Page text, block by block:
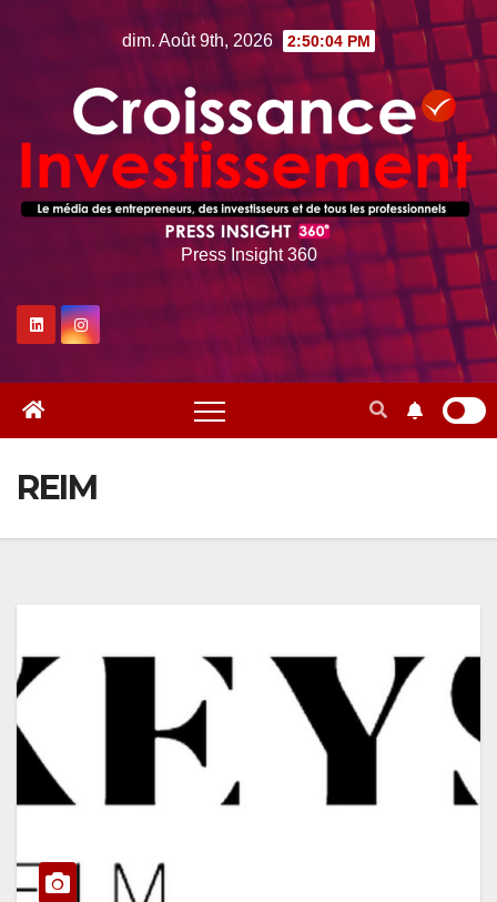
dim. Août 9th, 2026 2:50:05 PM
Press Insight 360
REIM